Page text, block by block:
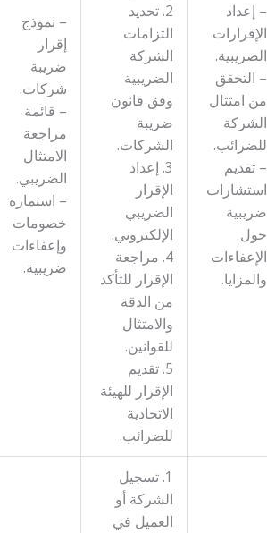
– إعداد
الإقرارات
الضريبية.
– التحقق
من امتثال
الشركة
للضرائب.
– تقديم
استشارات
ضريبية
حول
الإعفاءات
والمزايا.
2. تحديد
التزامات
الشركة
الضريبية
وفق قانون
ضريبة
الشركات.
3. إعداد
الإقرار
الضريبي
الإلكتروني.
4. مراجعة
الإقرار للتأكد
من الدقة
والامتثال
للقوانين.
5. تقديم
الإقرار للهيئة
الاتحادية
للضرائب.
– نموذج
إقرار
ضريبة
شركات.
– قائمة
مراجعة
الامتثال
الضريبي.
– استمارة
خصومات
وإعفاءات
ضريبية.
1. تسجيل
الشركة أو
العميل في